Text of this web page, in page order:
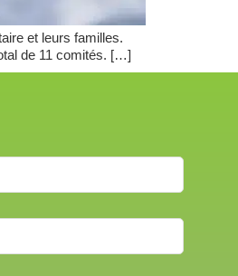
et leurs familles.
de 11 comités. […]